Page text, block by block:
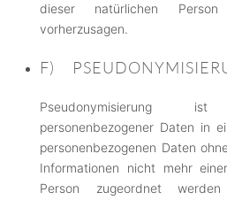
dieser natürlichen
vorherzusagen.
F)
Pseudonymisierung
personenbezogener Daten in
personenbezogenen Daten
Informationen nicht mehr
Person zugeordnet